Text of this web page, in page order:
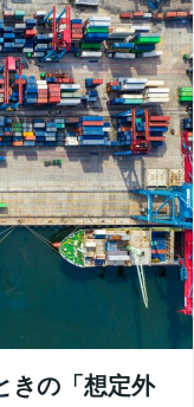
きの「想定外